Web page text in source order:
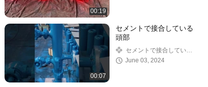
00:19
00:07
セメントで接合している
頭部
セメントで接合している
頭部June 03, 2024